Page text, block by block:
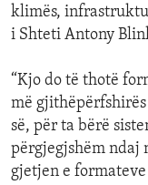
klimës,
i Shteti Antony
“Kjo do të thotë
më
së, për ta bërë
përgjegjshëm ndaj
gjetjen e